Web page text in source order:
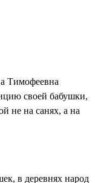
Тимофеевна
своей бабушки,
не на санях, а на
в деревнях народ